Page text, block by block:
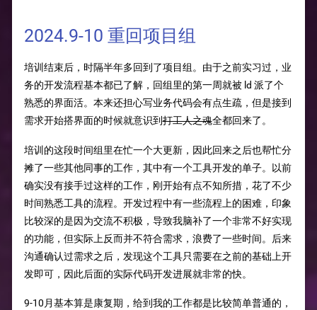
2024.9-10 重回项目组
培训结束后，时隔半年多回到了项目组。由于之前实习过，业
务的开发流程基本都已了解，回组里的第一周就被 ld 派了个
熟悉的界面活。本来还担心写业务代码会有点生疏，但是接到
需求开始搭界面的时候就意识到打工人之魂全都回来了。
培训的这段时间组里在忙一个大更新，因此回来之后也帮忙分
摊了一些其他同事的工作，其中有一个工具开发的单子。以前
确实没有接手过这样的工作，刚开始有点不知所措，花了不少
时间熟悉工具的流程。开发过程中有一些流程上的困难，印象
比较深的是因为交流不积极，导致我脑补了一个非常不好实现
的功能，但实际上反而并不符合需求，浪费了一些时间。后来
沟通确认过需求之后，发现这个工具只需要在之前的基础上开
发即可，因此后面的实际代码开发进展就非常的快。
9-10月基本算是康复期，给到我的工作都是比较简单普通的，